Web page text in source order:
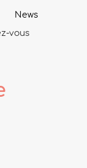
News
vous